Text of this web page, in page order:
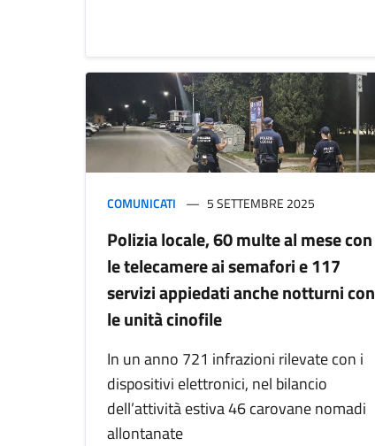
COMUNICATI 5 SETTEMBRE 2025
Polizia locale, 60 multe al mese con
le telecamere ai semafori e 117
servizi appiedati anche notturni con
le unità cinofile
In un anno 721 infrazioni rilevate con i
dispositivi elettronici, nel bilancio
dell’attività estiva 46 carovane nomadi
allontanate